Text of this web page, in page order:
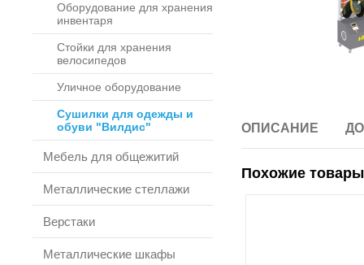
Оборудование для хранения
инвентаря
Стойки для хранения
велосипедов
Уличное оборудование
Сушилки для одежды и
обуви "Вилдис"
Мебель для общежитий
Металлические стеллажи
Верстаки
Металлические шкафы
ОПИСАНИЕ
Похожие